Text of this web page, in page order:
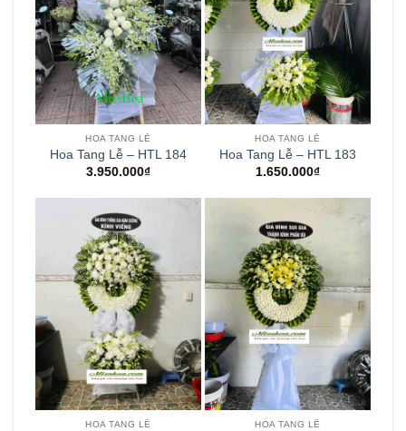
HOA TANG LỄ
Hoa Tang Lễ – HTL 184
3.950.000₫
HOA TANG LỄ
Hoa Tang Lễ – HTL 183
1.650.000₫
HOA TANG LỄ HOA TANG LỄ